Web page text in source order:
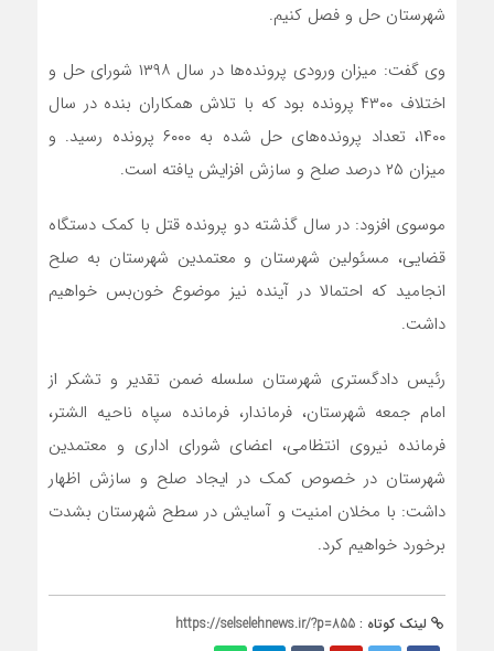
شهرستان حل و فصل کنیم.
وی گفت: میزان ورودی پرونده‌ها در سال ۱۳۹۸ شورای حل و
اختلاف ۴۳۰۰ پرونده بود که با تلاش همکاران بنده در سال
۱۴۰۰، تعداد پرونده‌های حل شده به ۶۰۰۰ پرونده رسید. و
میزان ۲۵ درصد صلح و سازش افزایش یافته است.
موسوی افزود: در سال گذشته دو پرونده قتل با کمک دستگاه
قضایی، مسئولین شهرستان و معتمدین شهرستان به صلح
انجامید که احتمالا در آینده نیز موضوع خون‌بس خواهیم
داشت.
رئیس دادگستری شهرستان سلسله ضمن تقدیر و تشکر از
امام جمعه شهرستان، فرماندار، فرمانده سپاه ناحیه الشتر،
فرمانده نیروی انتظامی، اعضای شورای اداری و معتمدین
شهرستان در خصوص کمک در ایجاد صلح و سازش اظهار
داشت: با مخلان امنیت و آسایش در سطح شهرستان بشدت
برخورد خواهیم کرد.
لینک کوتاه : https://selselehnews.ir/?p=855